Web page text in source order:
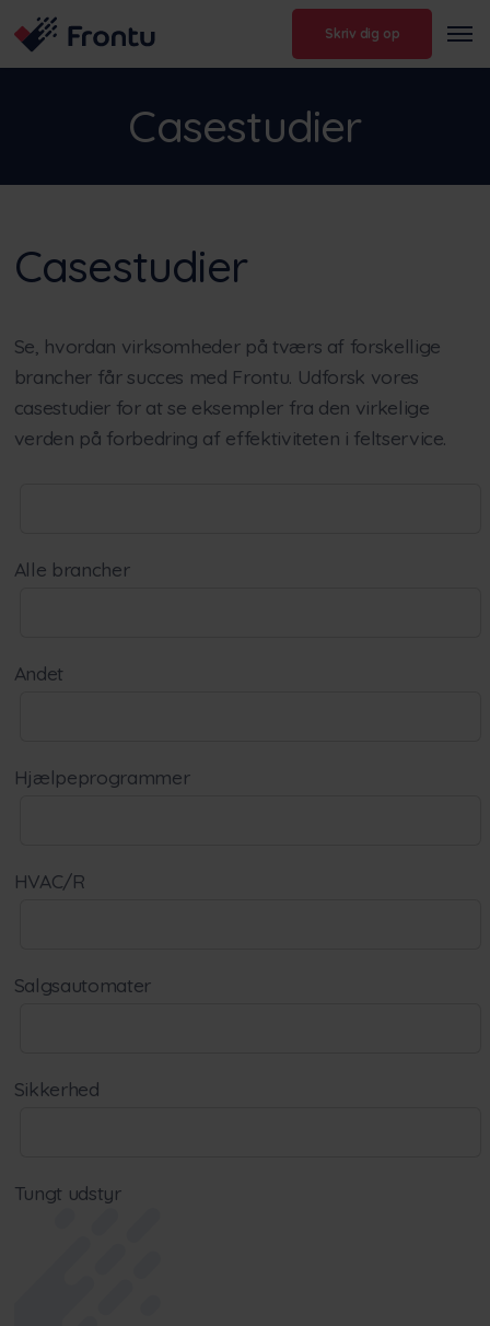
Skriv dig op
Casestudier
Casestudier
Se, hvordan virksomheder på tværs af forskellige
brancher får succes med Frontu. Udforsk vores
casestudier for at se eksempler fra den virkelige
verden på forbedring af effektiviteten i feltservice.
Alle brancher
Andet
Hjælpeprogrammer
HVAC/R
Salgsautomater
Sikkerhed
Tungt udstyr